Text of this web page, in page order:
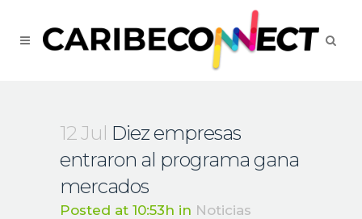
12 Jul Diez empresas
entraron al programa gana
mercados
Posted at 10:53h in Noticias